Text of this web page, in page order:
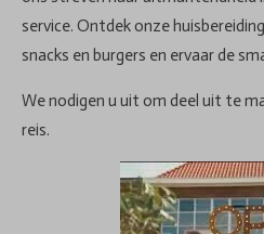
service. Ontdek onze
snacks en burgers en ervaar de
We nodigen u uit om deel uit te
reis.